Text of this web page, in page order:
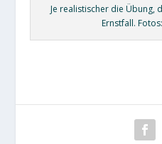
Je realistischer die Übung,
Ernstfall.